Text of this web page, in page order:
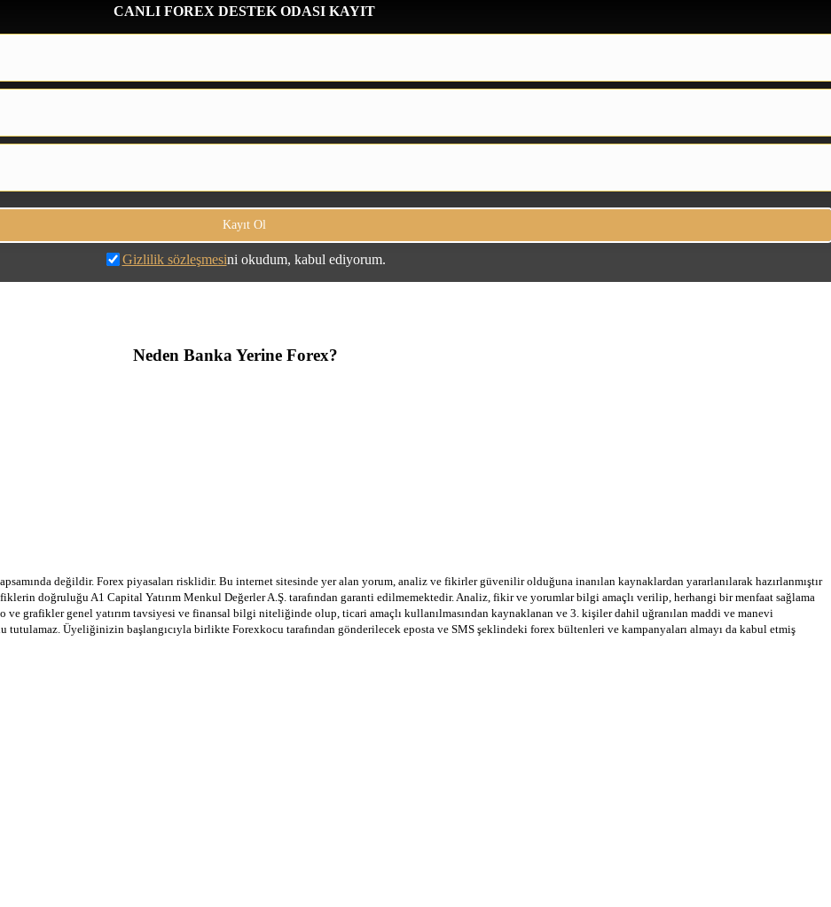
CANLI FOREX DESTEK ODASI KAYIT
Gizlilik sözleşmesini okudum, kabul ediyorum.
Neden Banka Yerine Forex?
değildir. Forex piyasaları risklidir. Bu internet sitesinde yer alan yorum, analiz ve fikirler güvenilir olduğuna inanılan kaynaklardan yararlanılarak hazırlanmıştır
doğruluğu A1 Capital Yatırım Menkul Değerler A.Ş. tarafından garanti edilmemektedir. Analiz, fikir ve yorumlar bilgi amaçlı verilip, herhangi bir menfaat sağlama
grafikler genel yatırım tavsiyesi ve finansal bilgi niteliğinde olup, ticari amaçlı kullanılmasından kaynaklanan ve 3. kişiler dahil uğranılan maddi ve manevi
tutulamaz. Üyeliğinizin başlangıcıyla birlikte Forexkocu tarafından gönderilecek eposta ve SMS şeklindeki forex bültenleri ve kampanyaları almayı da kabul etmiş